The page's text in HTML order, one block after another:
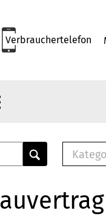
Verbrauchertelefon
E-